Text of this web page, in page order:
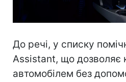
До речі, у списку
Assistant, що дозволяє
автомобілем без